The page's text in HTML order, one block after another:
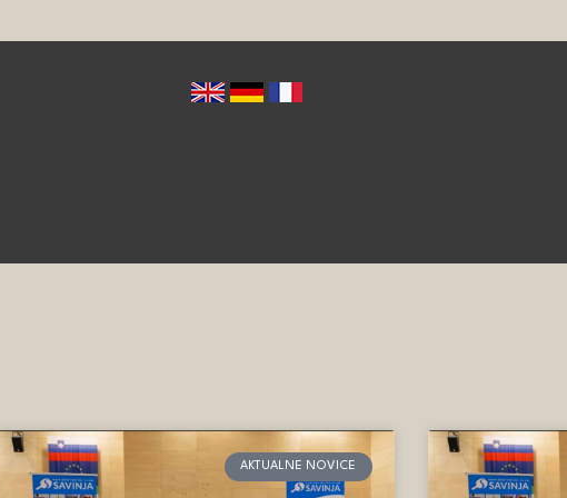
AKTUALNE NOVICE